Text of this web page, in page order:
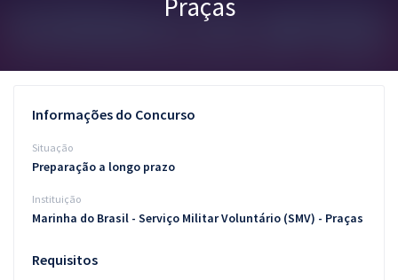
Blog
Aprovados
Atendimento
Praças
Informações do Concurso
Situação
Preparação a longo prazo
Instituição
Marinha do Brasil - Serviço Militar Voluntário (SMV) - Praças
Requisitos